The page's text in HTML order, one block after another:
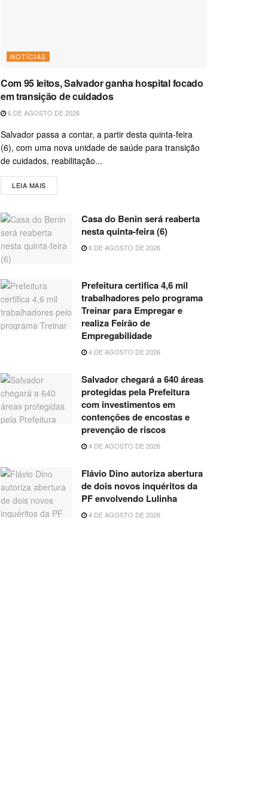
NOTÍCIAS
Com 95 leitos, Salvador ganha hospital focado
em transição de cuidados
6 DE AGOSTO DE 2026
Salvador passa a contar, a partir desta quinta-feira
(6), com uma nova unidade de saúde para transição
de cuidados, reabilitação...
LEIA MAIS
Casa do Benin será reaberta
nesta quinta-feira (6)
6 DE AGOSTO DE 2026
Prefeitura certifica 4,6 mil
trabalhadores pelo programa
Treinar para Empregar e
realiza Feirão de
Empregabilidade
4 DE AGOSTO DE 2026
Salvador chegará a 640 áreas
protegidas pela Prefeitura
com investimentos em
contenções de encostas e
prevenção de riscos
4 DE AGOSTO DE 2026
Flávio Dino autoriza abertura
de dois novos inquéritos da
PF envolvendo Lulinha
4 DE AGOSTO DE 2026